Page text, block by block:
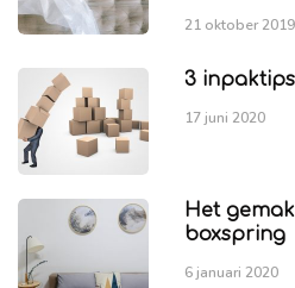
21 oktober 2019
3
17 juni 2020
Het
boxspring
6 januari 2020